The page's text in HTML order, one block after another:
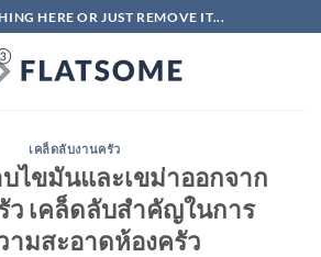
HERE OR JUST REMOVE IT...
เคล็ดลับงานครัว
ไขมันและเขม่าออกจาก
ว เคล็ดลับสำคัญในการ
ามสะอาดห้องครัว